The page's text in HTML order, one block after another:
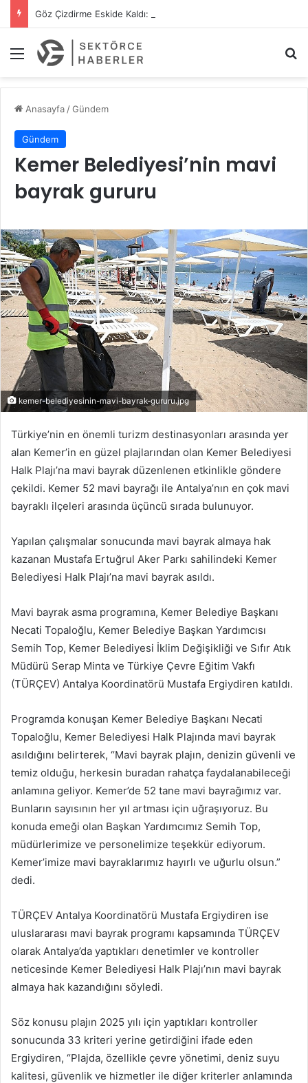
Menü
Anasayfa/Gündem
Gündem
Kemer Belediyesi’nin mavi
bayrak gururu
kemer-belediyesinin-mavi-bayrak-gururu.jpg
Türkiye’nin en önemli turizm destinasyonları arasında yer
alan Kemer’in en güzel plajlarından olan Kemer Belediyesi
Halk Plajı’na mavi bayrak düzenlenen etkinlikle göndere
çekildi. Kemer 52 mavi bayrağı ile Antalya’nın en çok mavi
bayraklı ilçeleri arasında üçüncü sırada bulunuyor.
Yapılan çalışmalar sonucunda mavi bayrak almaya hak
kazanan Mustafa Ertuğrul Aker Parkı sahilindeki Kemer
Belediyesi Halk Plajı’na mavi bayrak asıldı.
Mavi bayrak asma programına, Kemer Belediye Başkanı
Necati Topaloğlu, Kemer Belediye Başkan Yardımcısı
Semih Top, Kemer Belediyesi İklim Değişikliği ve Sıfır Atık
Müdürü Serap Minta ve Türkiye Çevre Eğitim Vakfı
(TÜRÇEV) Antalya Koordinatörü Mustafa Ergiydiren katıldı.
Programda konuşan Kemer Belediye Başkanı Necati
Topaloğlu, Kemer Belediyesi Halk Plajında mavi bayrak
asıldığını belirterek, “Mavi bayrak plajın, denizin güvenli ve
temiz olduğu, herkesin buradan rahatça faydalanabileceği
anlamına geliyor. Kemer’de 52 tane mavi bayrağımız var.
Bunların sayısının her yıl artması için uğraşıyoruz. Bu
konuda emeği olan Başkan Yardımcımız Semih Top,
müdürlerimize ve personelimize teşekkür ediyorum.
Kemer’imize mavi bayraklarımız hayırlı ve uğurlu olsun.”
dedi.
TÜRÇEV Antalya Koordinatörü Mustafa Ergiydiren ise
uluslararası mavi bayrak programı kapsamında TÜRÇEV
olarak Antalya’da yaptıkları denetimler ve kontroller
neticesinde Kemer Belediyesi Halk Plajı’nın mavi bayrak
almaya hak kazandığını söyledi.
Söz konusu plajın 2025 yılı için yaptıkları kontroller
sonucunda 33 kriteri yerine getirdiğini ifade eden
Ergiydiren, “Plajda, özellikle çevre yönetimi, deniz suyu
kalitesi, güvenlik ve hizmetler ile diğer kriterler anlamında